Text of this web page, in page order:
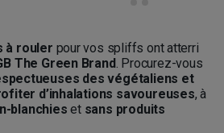
à rouler pour vos spliffs ont atterri
The Green Brand. Procurez-vous
des végétaliens et
d’inhalations savoureuses, à
blanchies et sans produits